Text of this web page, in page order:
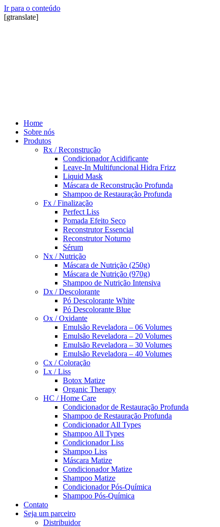
Ir para o conteúdo
[gtranslate]
Home
Sobre nós
Produtos
Rx / Reconstrução
Condicionador Acidificante
Leave-In Multifuncional Hidra Frizz
Liquid Mask
Máscara de Reconstrução Profunda
Shampoo de Restauração Profunda
Fx / Finalização
Perfect Liss
Pomada Efeito Seco
Reconstrutor Essencial
Reconstrutor Noturno
Sérum
Nx / Nutrição
Máscara de Nutrição (250g)
Máscara de Nutrição (970g)
Shampoo de Nutrição Intensiva
Dx / Descolorante
Pó Descolorante White
Pó Descolorante Blue
Ox / Oxidante
Emulsão Reveladora – 06 Volumes
Emulsão Reveladora – 20 Volumes
Emulsão Reveladora – 30 Volumes
Emulsão Reveladora – 40 Volumes
Cx / Coloração
Lx / Liss
Botox Matize
Organic Therapy
HC / Home Care
Condicionador de Restauração Profunda
Shampoo de Restauração Profunda
Condicionador All Types
Shampoo All Types
Condicionador Liss
Shampoo Liss
Máscara Matize
Condicionador Matize
Shampoo Matize
Condicionador Pós-Química
Shampoo Pós-Química
Contato
Seja um parceiro
Distribuidor